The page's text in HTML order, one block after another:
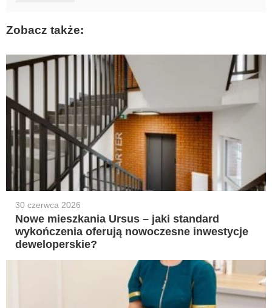
Zobacz także:
30 czerwca 2026
Nowe mieszkania Ursus – jaki standard
wykończenia oferują nowoczesne inwestycje
deweloperskie?